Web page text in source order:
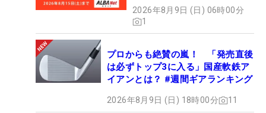
2026年8月9日 (日) 06時00分
1
プロからも絶賛の嵐！ 「発売直後
は必ずトップ3に入る」国産軟鉄ア
イアンとは？ #週間ギアランキング
2026年8月9日 (日) 18時00分 11